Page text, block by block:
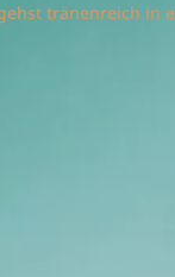
tränenreich in